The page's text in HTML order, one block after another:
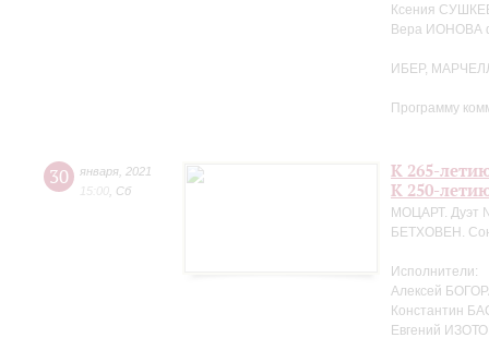
Ксения
Вера ИОНОВА
ИБЕР,
Программу
30 января 2021
15:00 Сб
К 265-
К 250-
МОЦАРТ. Дуэт
БЕТХОВЕН.
Исполнители:
Алексей
Константин
Евгений